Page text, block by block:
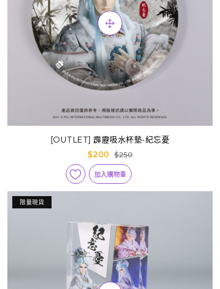
[OUTLET] 霹靂吸水杯墊-紀忘憂
$200
$250
加入購物車
限量現貨